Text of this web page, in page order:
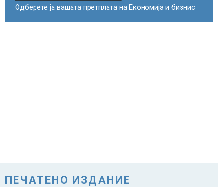
Одберете ја вашата претплата на Економија и бизнис
ПЕЧАТЕНО ИЗДАНИЕ